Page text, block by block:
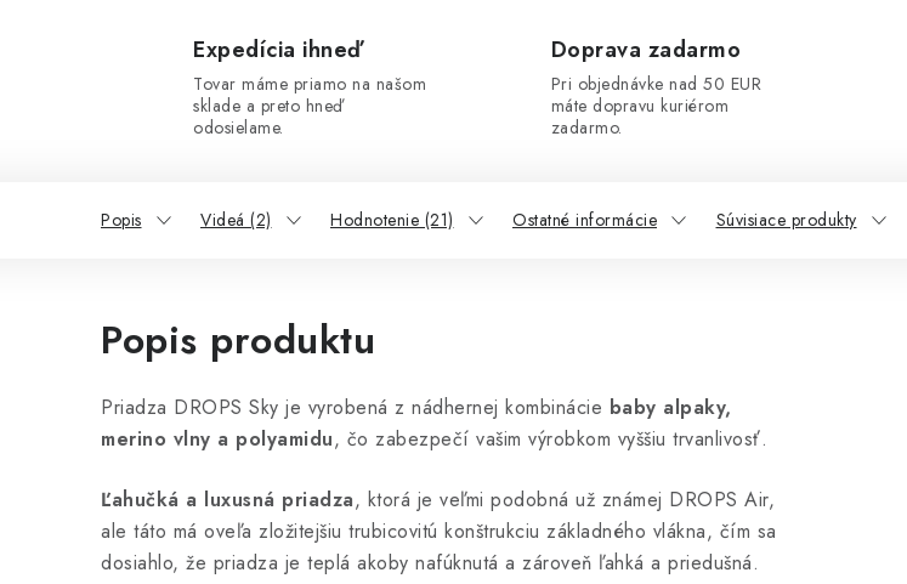
Expedícia ihneď
Tovar máme priamo na našom
sklade a preto hneď
odosielame.
Doprava zadarmo
Pri objednávke nad 50 EUR
máte dopravu kuriérom
zadarmo.
Popis Videá (2) Hodnotenie (21) Ostatné informácie Súvisiace produkty
Popis produktu
Priadza DROPS Sky je vyrobená z nádhernej kombinácie baby alpaky,
merino vlny a polyamidu, čo zabezpečí vašim výrobkom vyššiu trvanlivosť.
Ľahučká a luxusná priadza, ktorá je veľmi podobná už známej DROPS Air,
ale táto má oveľa zložitejšiu trubicovitú konštrukciu základného vlákna, čím sa
dosiahlo, že priadza je teplá akoby nafúknutá a zároveň ľahká a priedušná.